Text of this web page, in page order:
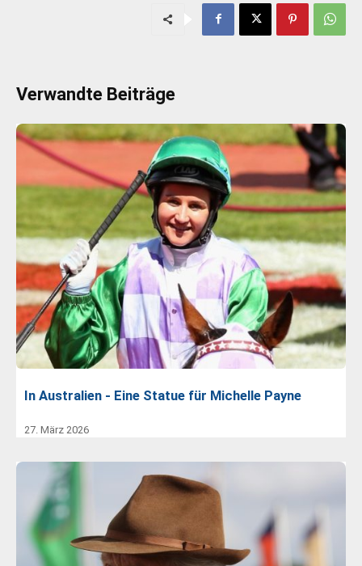
Verwandte Beiträge
In Australien - Eine Statue für Michelle Payne
27. März 2026